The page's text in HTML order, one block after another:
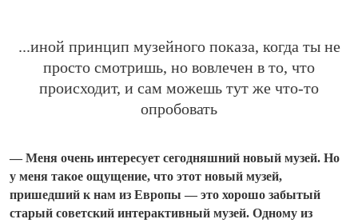
...иной принцип музейного показа, когда ты не
просто смотришь, но вовлечен в то, что
происходит, и сам можешь тут же что-то
опробовать
— Меня очень интересует сегодняшний новый музей. Но
у меня такое ощущение, что этот новый музей,
пришедший к нам из Европы — это хорошо забытый
старый советский интерактивный музей. Одному из